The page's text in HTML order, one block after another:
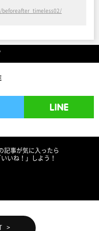
記事が気に入ったら
いいね！」しよう！
>